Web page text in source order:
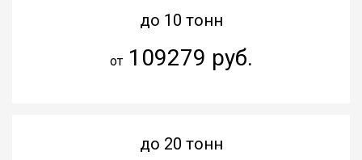
до 10 тонн
от109279 руб.
до 20 тонн